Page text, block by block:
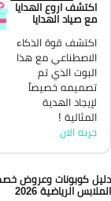
اكتشف اروع الهدايا
مع صياد الهدايا
اكتشف قوة الذكاء
الاصطناعي مع هذا
البوت الذي تم
تصميمه خصيصاً
لإيجاد الهدية
المثالية !
جربه الان
كوبونات وعروض
الرياضية 2026